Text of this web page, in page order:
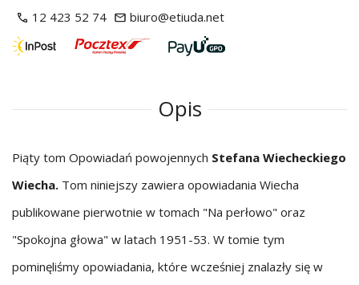
12 423 52 74 biuro@etiuda.net
Opis
Piąty tom Opowiadań powojennych Stefana Wiecheckiego
Wiecha. Tom niniejszy zawiera opowiadania Wiecha
publikowane pierwotnie w tomach "Na perłowo" oraz
"Spokojna głowa" w latach 1951-53. W tomie tym
pominęliśmy opowiadania, które wcześniej znalazły się w